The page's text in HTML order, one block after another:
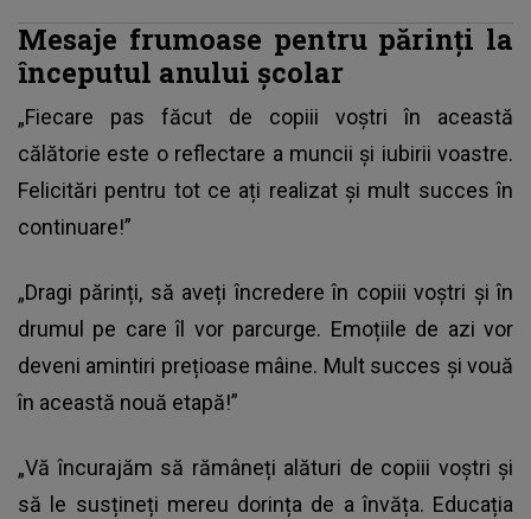
Mesaje frumoase pentru părinți la
începutul anului școlar
„Fiecare pas făcut de copiii voștri în această
călătorie este o reflectare a muncii și iubirii voastre.
Felicitări pentru tot ce ați realizat și mult succes în
continuare!”
„Dragi părinți, să aveți încredere în copiii voștri și în
drumul pe care îl vor parcurge. Emoțiile de azi vor
deveni amintiri prețioase mâine. Mult succes și vouă
în această nouă etapă!”
„Vă încurajăm să rămâneți alături de copiii voștri și
să le susțineți mereu dorința de a învăța. Educația